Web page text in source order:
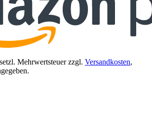
Mehrwertsteuer zzgl. Versandkosten,